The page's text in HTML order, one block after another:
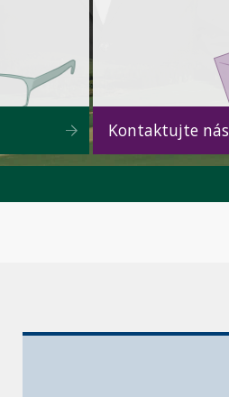
Kontaktujte nás